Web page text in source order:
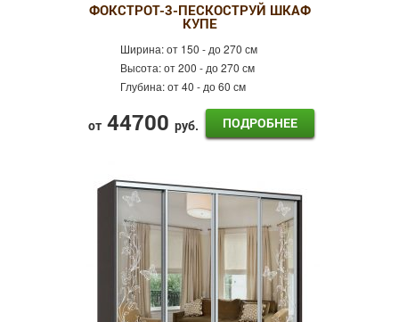
ФОКСТРОТ-3-ПЕСКОСТРУЙ ШКАФ
КУПЕ
Ширина:от 150 - до 270 см
Высота:от 200 - до 270 см
Глубина:от 40 - до 60 см
от 44700 руб. ПОДРОБНЕЕ